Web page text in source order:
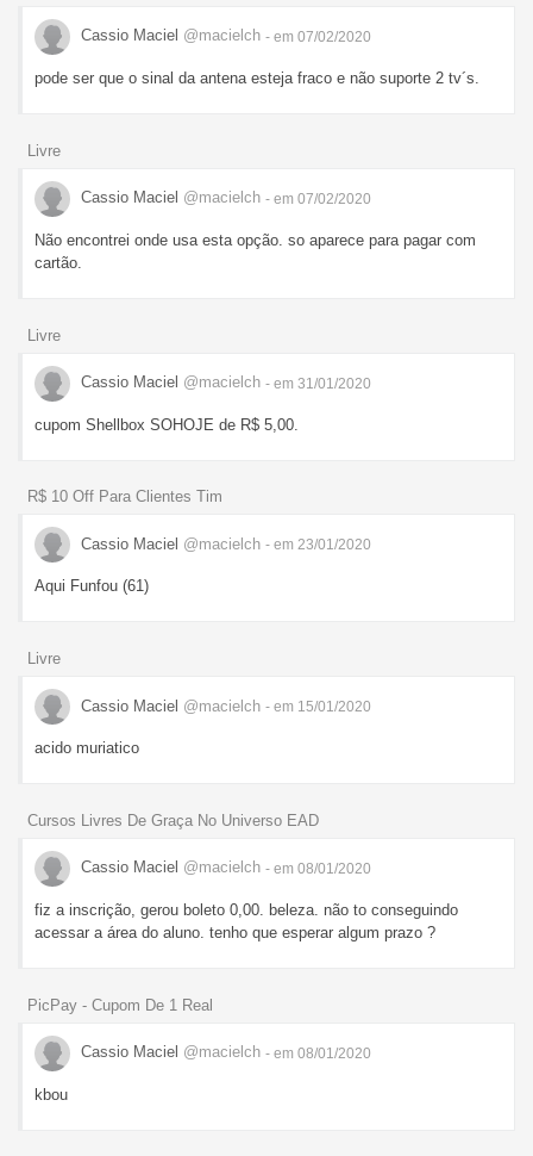
Cassio Maciel @macielch - em 07/02/2020
pode ser que o sinal da antena esteja fraco e não suporte 2 tv´s.
Livre
Cassio Maciel @macielch - em 07/02/2020
Não encontrei onde usa esta opção. so aparece para pagar com
cartão.
Livre
Cassio Maciel @macielch - em 31/01/2020
cupom Shellbox SOHOJE de R$ 5,00.
R$ 10 Off Para Clientes Tim
Cassio Maciel @macielch - em 23/01/2020
Aqui Funfou (61)
Livre
Cassio Maciel @macielch - em 15/01/2020
acido muriatico
Cursos Livres De Graça No Universo EAD
Cassio Maciel @macielch - em 08/01/2020
fiz a inscrição, gerou boleto 0,00. beleza. não to conseguindo
acessar a área do aluno. tenho que esperar algum prazo ?
PicPay - Cupom De 1 Real
Cassio Maciel @macielch - em 08/01/2020
kbou